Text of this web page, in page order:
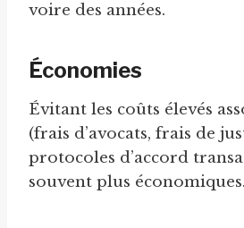
voire des années.
Économies
Évitant les coûts élevés
(frais d’avocats, frais de
protocoles d’accord
souvent plus économiques.